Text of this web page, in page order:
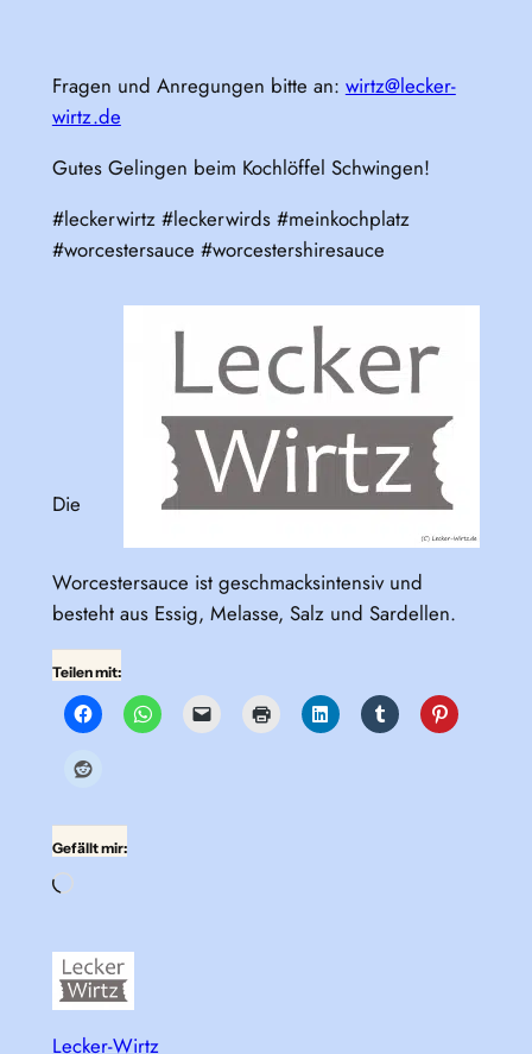
Fragen und Anregungen bitte an: wirtz@lecker-
wirtz.de
Gutes Gelingen beim Kochlöffel Schwingen!
#leckerwirtz #leckerwirds #meinkochplatz
#worcestersauce #worcestershiresauce
Die
Worcestersauce ist geschmacksintensiv und
besteht aus Essig, Melasse, Salz und Sardellen.
Teilen mit:
Gefällt mir:
Wird
Lecker-Wirtz